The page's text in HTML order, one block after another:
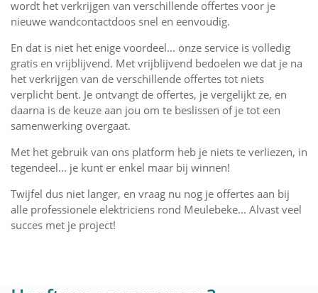
wordt het verkrijgen van verschillende offertes voor je
nieuwe wandcontactdoos snel en eenvoudig.
En dat is niet het enige voordeel... onze service is volledig
gratis en vrijblijvend. Met vrijblijvend bedoelen we dat je na
het verkrijgen van de verschillende offertes tot niets
verplicht bent. Je ontvangt de offertes, je vergelijkt ze, en
daarna is de keuze aan jou om te beslissen of je tot een
samenwerking overgaat.
Met het gebruik van ons platform heb je niets te verliezen, in
tegendeel... je kunt er enkel maar bij winnen!
Twijfel dus niet langer, en vraag nu nog je offertes aan bij
alle professionele elektriciens rond Meulebeke... Alvast veel
succes met je project!